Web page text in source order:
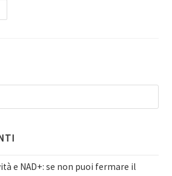
e NAD+: se non puoi fermare il